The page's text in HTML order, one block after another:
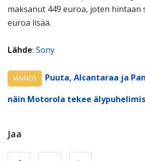
maksanut 449 euroa, joten hintaan
euroa lisää.
Lähde: Sony
MAINOS
Puuta, Alcantaraa ja
näin Motorola tekee
Jaa